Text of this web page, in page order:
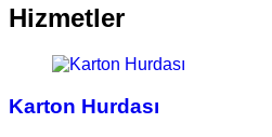
Hizmetler
Karton Hurdası